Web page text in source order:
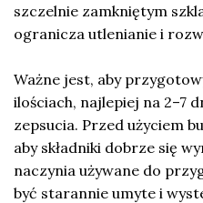
szczelnie zamkniętym
ogranicza utlenianie i
Ważne jest, aby
ilościach, najlepiej na 2–7
zepsucia. Przed użyciem
aby składniki dobrze się
naczynia używane do
być starannie umyte i